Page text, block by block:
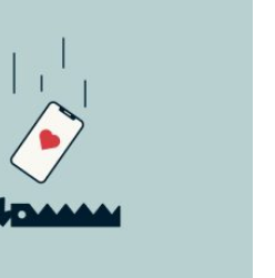
erróneos de las